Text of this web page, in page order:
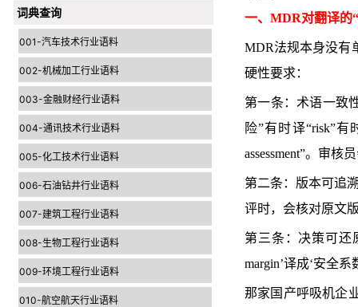
词典查询
001-汽车技术行业语料
002-机械加工行业语料
003-金融财经行业语料
004-通讯技术行业语料
005-化工技术行业语料
006-石油钻井行业语料
007-建筑工程行业语料
008-生物工程行业语料
009-环境工程行业语料
010-航空航天行业语料
一、MDR对翻译的
MDR法规本身没有
硬性要求：
第一条：术语一致
险”有时译“risk”有
assessment”。审
第二条：版本可追
评时，会核对原文
第三条：决策可还
margin’译成‘安全
那家国产呼吸机企